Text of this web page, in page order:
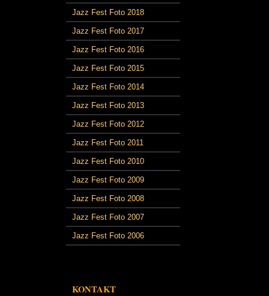
Jazz Fest Foto 2018
Jazz Fest Foto 2017
Jazz Fest Foto 2016
Jazz Fest Foto 2015
Jazz Fest Foto 2014
Jazz Fest Foto 2013
Jazz Fest Foto 2012
Jazz Fest Foto 2011
Jazz Fest Foto 2010
Jazz Fest Foto 2009
Jazz Fest Foto 2008
Jazz Fest Foto 2007
Jazz Fest Foto 2006
KONTAKT